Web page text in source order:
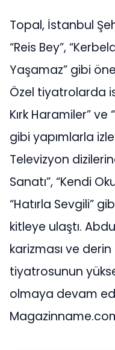
Topal, İstanbul
“Reis Bey”,
Yaşamaz” gibi
Özel tiyatrolarda
Kırk Haramiler” ve
gibi yapımlarla
Televizyon
Sanatı”, “Kendi
“Hatırla Sevgili”
kitleye ulaştı.
karizması ve
tiyatrosunun
olmaya devam